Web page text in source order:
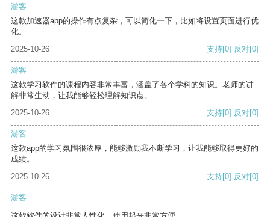
游客
这款加速器app的操作有点复杂，可以简化一下，比如将设置页面进行优
化。
2025-10-26
支持[0] 反对[0]
游客
这款学习软件的课程内容非常丰富，涵盖了各个学科的知识。老师的讲
解非常生动，让我能够轻松理解知识点。
2025-10-26
支持[0] 反对[0]
游客
这款app的学习氛围很浓厚，能够激励我不断学习，让我能够取得更好的
成绩。
2025-10-26
支持[0] 反对[0]
游客